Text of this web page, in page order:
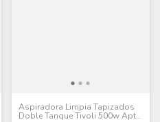
Aspiradora Limpia Tapizados
Doble Tanque Tivoli 500w Apto